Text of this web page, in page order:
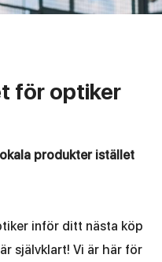
för optiker
produkter istället
inför ditt nästa köp
är självklart! Vi är här för